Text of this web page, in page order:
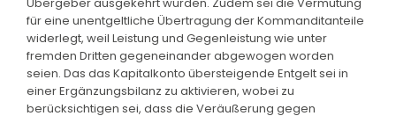
für eine unentgeltliche Übertragung der Kommanditanteile
widerlegt, weil Leistung und Gegenleistung wie unter
fremden Dritten gegeneinander abgewogen worden
seien. Das das Kapitalkonto übersteigende Entgelt sei in
einer Ergänzungsbilanz zu aktivieren, wobei zu
berücksichtigen sei, dass die Veräußerung gegen